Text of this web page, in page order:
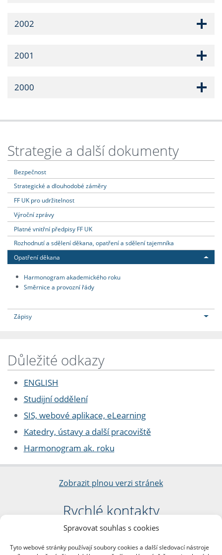
Spravovat souhlas s cookies
Tyto webové stránky používají soubory cookies a další sledovací nástroje
2002
2001
2000
Strategie a další dokumenty
Bezpečnost
Strategické a dlouhodobé záměry
FF UK pro udržitelnost
Výroční zprávy
Platné vnitřní předpisy FF UK
Rozhodnutí a sdělení děkana, opatření a sdělení tajemníka
Opatření děkana
Harmonogram akademického roku
Směrnice a provozní řády
Zápisy
Důležité odkazy
ENGLISH
Studijní oddělení
SIS, webové aplikace, eLearning
Katedry, ústavy a další pracoviště
Harmonogram ak. roku
Zobrazit plnou verzi stránek
Rychlé kontakty
Filozofická fakulta
nám. Jana Palacha 1/2